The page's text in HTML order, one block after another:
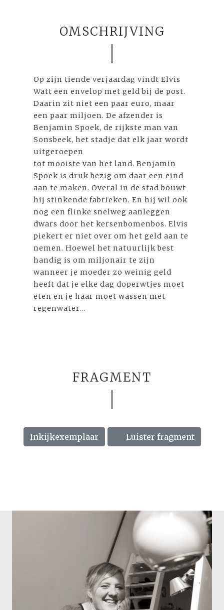
OMSCHRIJVING
Op zijn tiende verjaardag vindt Elvis
Watt een envelop met geld bij de post.
Daarin zit niet een paar euro, maar
een paar miljoen. De afzender is
Benjamin Spoek, de rijkste man van
Sonsbeek, het stadje dat elk jaar wordt
uitgeroepen
tot mooiste van het land. Benjamin
Spoek is druk bezig om daar een eind
aan te maken. Overal in de stad bouwt
hij stinkende fabrieken. En hij wil ook
nog een flinke snelweg aanleggen
dwars door het kersenbomenbos. Elvis
piekert er niet over om het geld aan te
nemen. Hoewel het natuurlijk best
handig is om miljonair te zijn
wanneer je moeder zo weinig geld
heeft dat je elke dag doperwtjes moet
eten en je haar moet wassen met
regenwater...
FRAGMENT
Inkijkexemplaar Luister fragment